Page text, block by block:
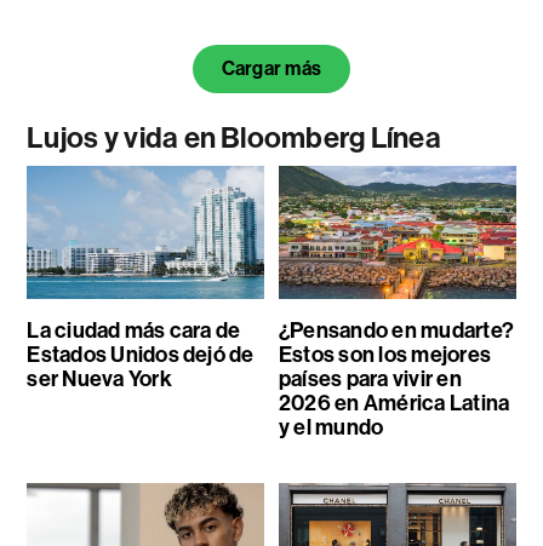
Cargar más
Lujos y vida en Bloomberg Línea
La ciudad más cara de
Estados Unidos dejó de
ser Nueva York
¿Pensando en mudarte?
Estos son los mejores
países para vivir en
2026 en América Latina
y el mundo